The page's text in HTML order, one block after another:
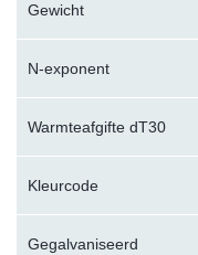
Gewicht
N-exponent
Warmteafgifte dT30
Kleurcode
Gegalvaniseerd